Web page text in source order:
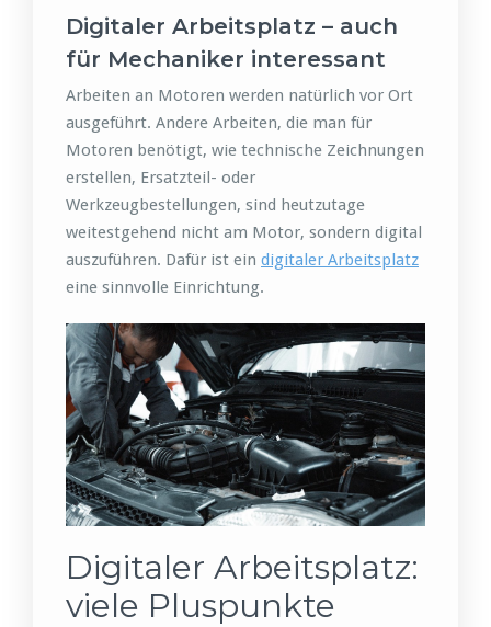
Digitaler Arbeitsplatz – auch
für Mechaniker interessant
Arbeiten an Motoren werden natürlich vor Ort
ausgeführt. Andere Arbeiten, die man für
Motoren benötigt, wie technische Zeichnungen
erstellen, Ersatzteil- oder
Werkzeugbestellungen, sind heutzutage
weitestgehend nicht am Motor, sondern digital
auszuführen. Dafür ist ein digitaler Arbeitsplatz
eine sinnvolle Einrichtung.
Digitaler Arbeitsplatz:
viele Pluspunkte